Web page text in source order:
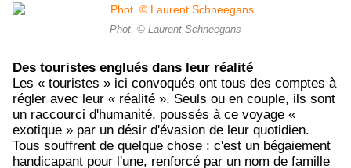
Phot. © Laurent Schneegans
Des touristes englués dans leur réalité
Les « touristes » ici convoqués ont tous des comptes à
régler avec leur « réalité ». Seuls ou en couple, ils sont
un raccourci d'humanité, poussés à ce voyage «
exotique » par un désir d'évasion de leur quotidien.
Tous souffrent de quelque chose : c'est un bégaiement
handicapant pour l'une, renforcé par un nom de famille